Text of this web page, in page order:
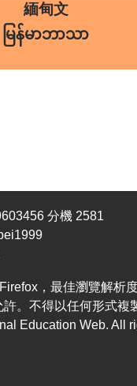
緬甸文
မြန်မာဘာသာ
分機 2581
，最佳瀏覽解
。不得以任何形式複
Education Web. All